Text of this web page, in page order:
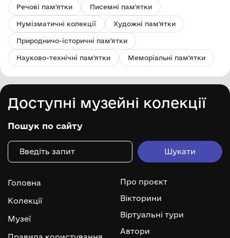
Речові пам'ятки Писемні пам'ятки
Нумізматичні колекції Художні пам'ятки
Природничо-історичні пам'ятки
Науково-технічні пам'ятки Меморіальні пам'ятки
Доступні музейні колекції
Пошук по сайту
Головна
Колекції
Музеї
Про проєкт
Вікторини
Віртуальні тури
Автори